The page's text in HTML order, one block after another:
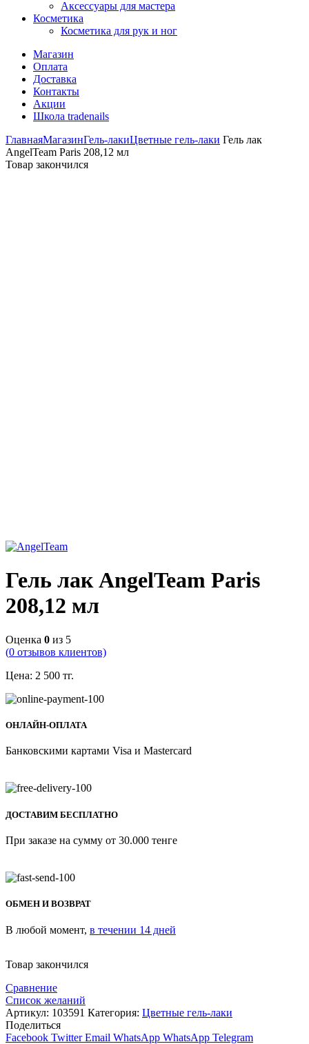
Аксессуары для мастера
Косметика
Косметика для рук и ног
Магазин
Оплата
Доставка
Контакты
Акции
Школа tradenails
ГлавнаяМагазинГель-лакиЦветные гель-лаки Гель лак
AngelTeam Paris 208,12 мл
Товар закончился
Гель лак AngelTeam Paris
208,12 мл
Оценка 0 из 5
(0 отзывов клиентов)
Цена: 2 500 тг.
ОНЛАЙН-ОПЛАТА
Банковскими картами Visa и Mastercard
ДОСТАВИМ БЕСПЛАТНО
При заказе на сумму от 30.000 тенге
ОБМЕН И ВОЗВРАТ
В любой момент, в течении 14 дней
Товар закончился
Сравнение
Список желаний
Артикул: 103591 Категория: Цветные гель-лаки
Поделиться
Facebook Twitter Email WhatsApp WhatsApp Telegram